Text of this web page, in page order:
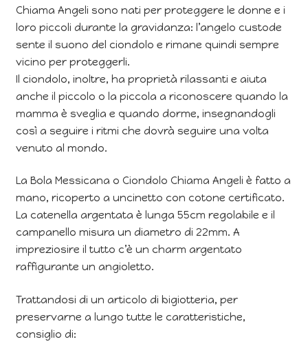
Chiama Angeli sono nati per proteggere le donne e i
loro piccoli durante la gravidanza: l’angelo custode
sente il suono del ciondolo e rimane quindi sempre
vicino per proteggerli.
Il ciondolo, inoltre, ha proprietà rilassanti e aiuta
anche il piccolo o la piccola a riconoscere quando la
mamma è sveglia e quando dorme, insegnandogli
così a seguire i ritmi che dovrà seguire una volta
venuto al mondo.
La Bola Messicana o Ciondolo Chiama Angeli è fatto a
mano, ricoperto a uncinetto con cotone certificato.
La catenella argentata è lunga 55cm regolabile e il
campanello misura un diametro di 22mm. A
impreziosire il tutto c’è un charm argentato
raffigurante un angioletto.
Trattandosi di un articolo di bigiotteria, per
preservarne a lungo tutte le caratteristiche,
consiglio di: